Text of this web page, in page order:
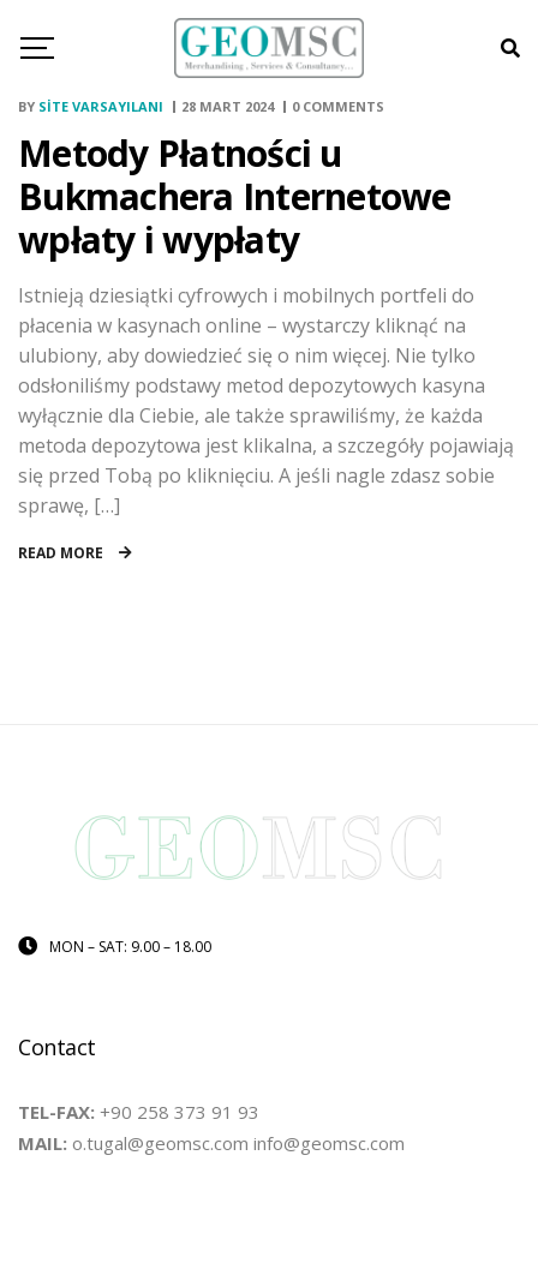
BY SITE VARSAYILANI 28 MART 2024 0 COMMENTS
Metody Płatności u
Bukmachera Internetowe
wpłaty i wypłaty
Istnieją dziesiątki cyfrowych i mobilnych portfeli do
płacenia w kasynach online – wystarczy kliknąć na
ulubiony, aby dowiedzieć się o nim więcej. Nie tylko
odsłoniliśmy podstawy metod depozytowych kasyna
wyłącznie dla Ciebie, ale także sprawiliśmy, że każda
metoda depozytowa jest klikalna, a szczegóły pojawiają
się przed Tobą po kliknięciu. A jeśli nagle zdasz sobie
sprawę, […]
READ MORE
MON – SAT: 9.00 – 18.00
Contact
TEL-FAX: +90 258 373 91 93
MAIL: o.tugal@geomsc.com info@geomsc.com